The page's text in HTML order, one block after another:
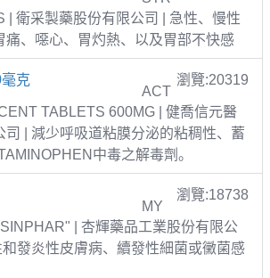
| 衛采製藥股份有限公司 | 急性、慢性
痛、噁心、胃灼熱、以及胃部不快感
克 瀏覽:20319
ACT
TABLETS 600MG | 健喬信元醫
司 | 減少呼吸道粘膜分泌的粘稠性、蓄
中毒之解毒劑。
瀏覽:18738
MY
| 杏輝藥品工業股份有限公
發炎性皮膚病、續發性細菌或黴菌感